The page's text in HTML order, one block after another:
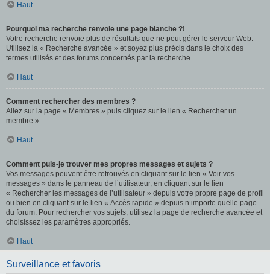
Haut
Pourquoi ma recherche renvoie une page blanche ?!
Votre recherche renvoie plus de résultats que ne peut gérer le serveur Web.
Utilisez la « Recherche avancée » et soyez plus précis dans le choix des
termes utilisés et des forums concernés par la recherche.
Haut
Comment rechercher des membres ?
Allez sur la page « Membres » puis cliquez sur le lien « Rechercher un
membre ».
Haut
Comment puis-je trouver mes propres messages et sujets ?
Vos messages peuvent être retrouvés en cliquant sur le lien « Voir vos
messages » dans le panneau de l’utilisateur, en cliquant sur le lien
« Rechercher les messages de l’utilisateur » depuis votre propre page de profil
ou bien en cliquant sur le lien « Accès rapide » depuis n’importe quelle page
du forum. Pour rechercher vos sujets, utilisez la page de recherche avancée et
choisissez les paramètres appropriés.
Haut
Surveillance et favoris